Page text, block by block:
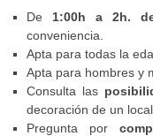
De 1:00h a 2h.
conveniencia.
Apta para todas la
Apta para hombres y
Consulta las
decoración de un
Pregunta por